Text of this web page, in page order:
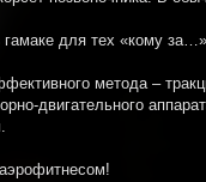
гамаке для тех «кому за…»
метода –
двигательного